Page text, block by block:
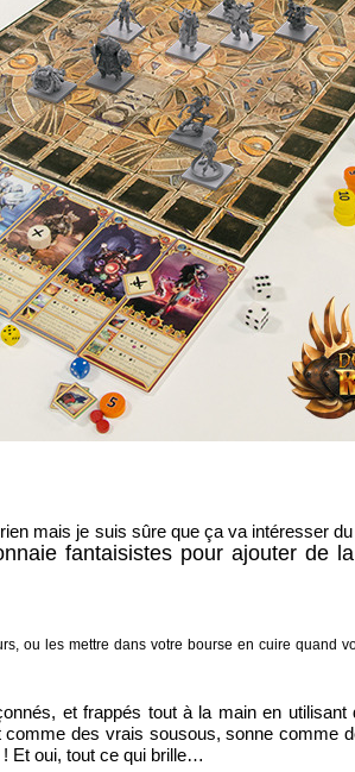
mais je suis sûre que ça va intéresser
fantaisistes pour ajouter de
ou les mettre dans votre bourse en cuire quand
, et frappés tout à la main en utilisant
comme des vrais sousous, sonne comme
Et oui, tout ce qui brille…